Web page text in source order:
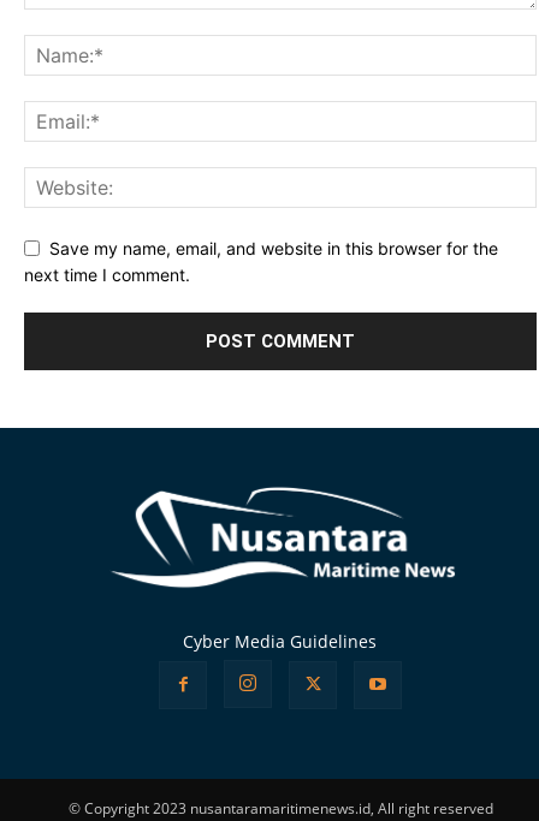
Save my name, email, and website in this browser for the
next time I comment.
Cyber Media Guidelines
© Copyright 2023 nusantaramaritimenews.id, All right reserved